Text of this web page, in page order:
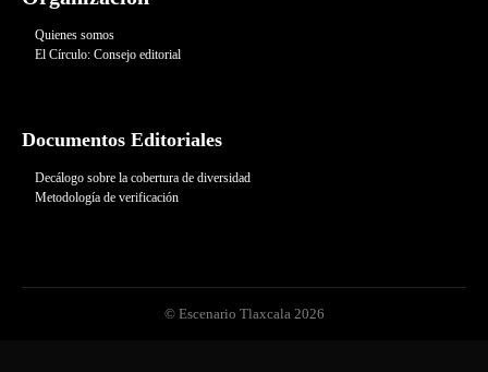
Quienes somos
El Círculo: Consejo editorial
Documentos Editoriales
Decálogo sobre la cobertura de diversidad
Metodología de verificación
© Escenario Tlaxcala 2026